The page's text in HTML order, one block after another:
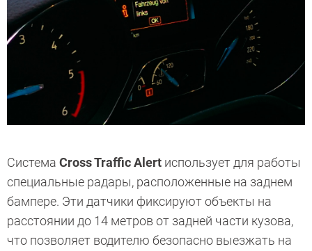
Система Cross Traffic Alert использует для работы
специальные радары, расположенные на заднем
бампере. Эти датчики фиксируют объекты на
расстоянии до 14 метров от задней части кузова,
что позволяет водителю безопасно выезжать на